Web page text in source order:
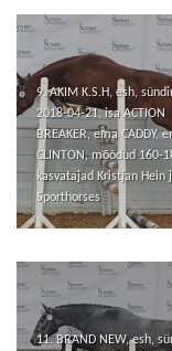
9. AKIM K.S.H, esh,
2018-04-21, isa ACTION
BREAKER, ema CADDY,
CLINTON, mõõdud 160-
kasvatajad Kristjan Hein
Sporthorses
11. BRAND NEW, esh,